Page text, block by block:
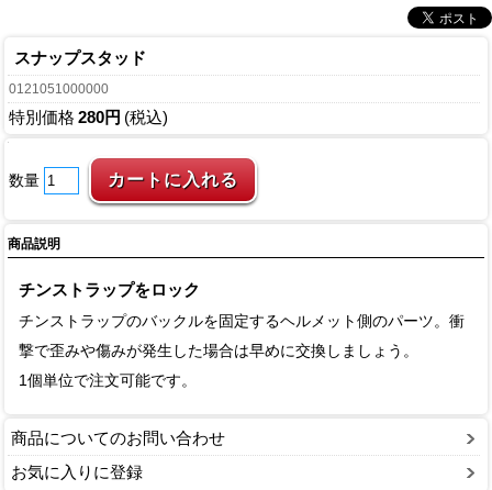
スナップスタッド
0121051000000
特別価格 280円 (税込)
数量
商品説明
チンストラップをロック
チンストラップのバックルを固定するヘルメット側のパーツ。衝
撃で歪みや傷みが発生した場合は早めに交換しましょう。
1個単位で注文可能です。
商品についてのお問い合わせ
お気に入りに登録